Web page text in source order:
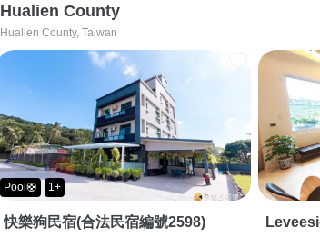
Hualien County
Hualien County, Taiwan
Pool🛟 1+
快樂狗民宿(合法民宿編號2598)